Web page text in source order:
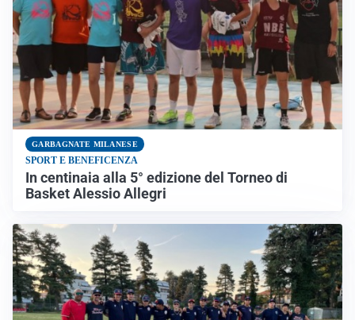
GARBAGNATE MILANESE
SPORT E BENEFICENZA
In centinaia alla 5° edizione del Torneo di
Basket Alessio Allegri